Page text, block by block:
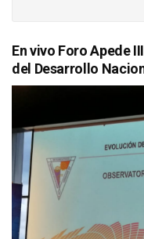
En vivo Foro Apede
del Desarrollo